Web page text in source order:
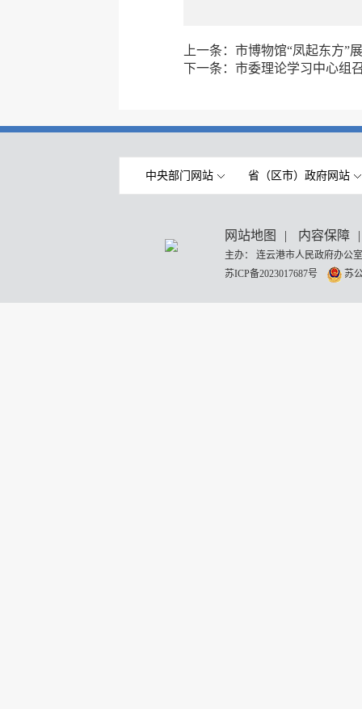
上一条： 市博物馆“凤起东方”
下一条： 市委理论学习中心组
中央部门网站 省（区市）政府网站
网站地图 | 内容保障 |
主办： 连云港市人民政府办
苏ICP备2023017687号
苏